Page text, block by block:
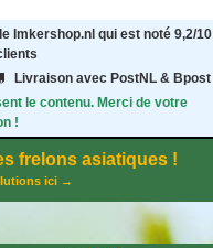
Imkershop.nl qui est noté 9,2/10
Livraison avec PostNL & Bpost
le contenu. Merci de votre
!
frelons asiatiques !
ici →